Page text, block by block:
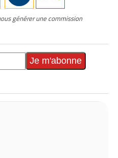
générer une commission